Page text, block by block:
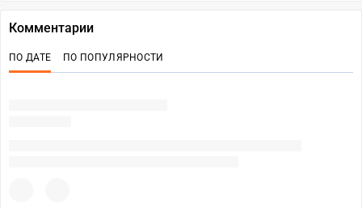
Комментарии
ПО ДАТЕ ПО ПОПУЛЯРНОСТИ